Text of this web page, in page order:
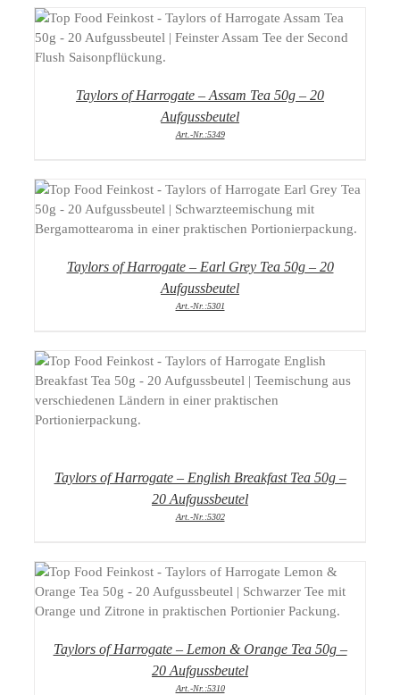
DETAILS
Taylors of Harrogate – Assam Tea 50g – 20
Aufgussbeutel
Art.-Nr.:5349
DETAILS
Taylors of Harrogate – Earl Grey Tea 50g – 20
Aufgussbeutel
Art.-Nr.:5301
DETAILS
Taylors of Harrogate – English Breakfast Tea 50g –
20 Aufgussbeutel
Art.-Nr.:5302
DETAILS
Taylors of Harrogate – Lemon & Orange Tea 50g –
20 Aufgussbeutel
Art.-Nr.:5310